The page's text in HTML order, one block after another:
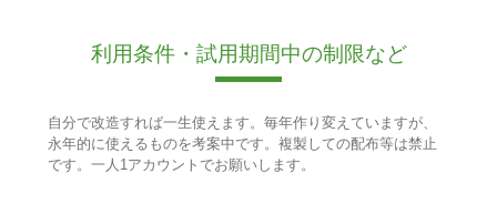
利用条件・試用期間中の制限など
自分で改造すれば一生使えます。毎年作り変えていますが、
永年的に使えるものを考案中です。複製しての配布等は禁止
です。一人1アカウントでお願いします。